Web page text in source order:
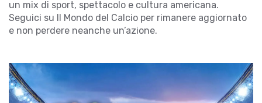
un mix di sport, spettacolo e cultura americana.
Seguici su Il Mondo del Calcio per rimanere aggiornato
e non perdere neanche un’azione.